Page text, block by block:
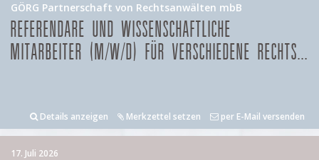
GÖRG Partnerschaft von Rechtsanwälten mbB
REFERENDARE UND WISSENSCHAFTLICHE
MITARBEITER (M/W/D) FÜR VERSCHIEDENE RECHTS...
Details anzeigen Merkzettel setzen per E-Mail versenden
17. Juli 2026